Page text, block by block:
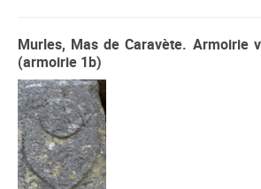
Murles, Mas de Caravète. Armoirie
(armoirie 1b)